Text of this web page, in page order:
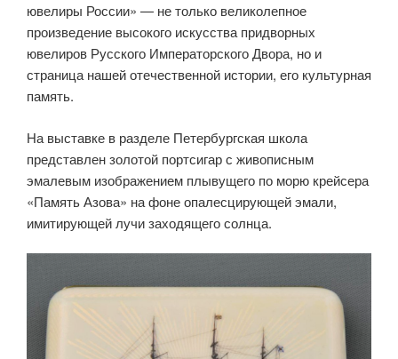
ювелиры России» — не только великолепное
произведение высокого искусства придворных
ювелиров Русского Императорского Двора, но и
страница нашей отечественной истории, его культурная
память.
На выставке в разделе Петербургская школа
представлен золотой портсигар с живописным
эмалевым изображением плывущего по морю крейсера
«Память Азова» на фоне опалесцирующей эмали,
имитирующей лучи заходящего солнца.